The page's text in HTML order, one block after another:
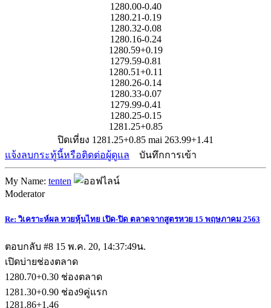
1280.00-0.40
1280.21-0.19
1280.32-0.08
1280.16-0.24
1280.59+0.19
1279.59-0.81
1280.51+0.11
1280.26-0.14
1280.33-0.07
1279.99-0.41
1280.25-0.15
1281.25+0.85
ปิดเที่ยง 1281.25+0.85 mai 263.99+1.41
แจ้งลบกระทู้นี้หรือติดต่อผู้ดูแล
บันทึกการเข้า
My Name: tenten
Moderator
Re: วิเคราะห์ผล หวยหุ้นไทย เปิด-ปิด ตลาดจากสูตรหวย 15 พฤษภาคม 2563
ตอบกลับ #8 15 พ.ค. 20, 14:37:49น.
เปิดบ่ายช่องตลาด
1280.70+0.30 ช่องตลาด
1281.30+0.90 ช่อง9คู่แรก
1281.86+1.46